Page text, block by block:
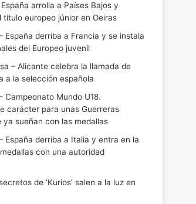
arrolla a Países Bajos y
título europeo júnior en Oeiras
España derriba a Francia y se instala
del Europeo juvenil
– Alicante celebra la llamada de
a la selección española
Campeonato Mundo U18.
carácter para unas Guerreras
ya sueñan con las medallas
España derriba a Italia y entra en la
con una autoridad
de ‘Kurios’ salen a la luz en